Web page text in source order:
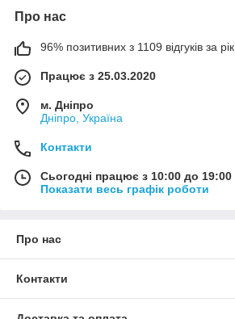
Про нас
96% позитивних з 1109 відгуків за рік
Працює з 25.03.2020
м. Дніпро
Дніпро, Україна
Контакти
Сьогодні працює з 10:00 до 19:00
Показати весь графік роботи
Про нас
Контакти